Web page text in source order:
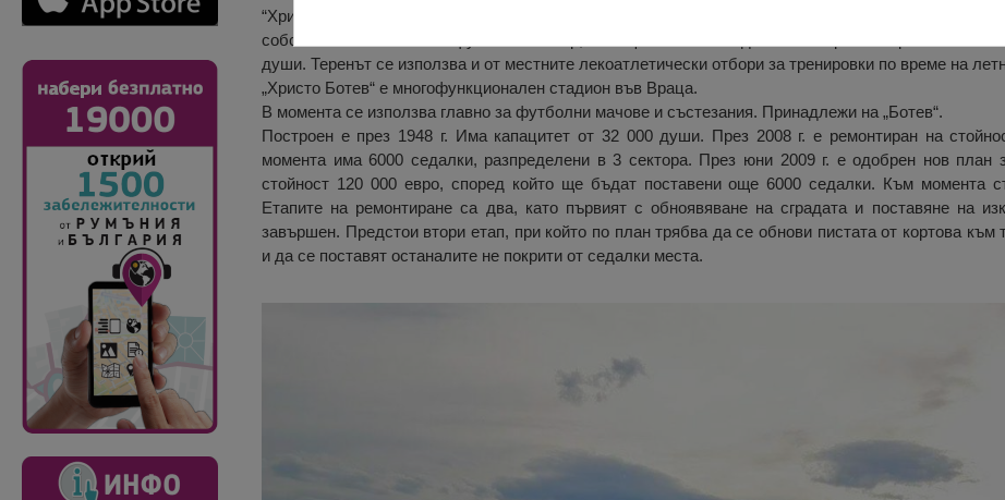
“Христо Ботев” е многофункционален стадион в гр. Враца. Стадионът се използва най-вече за
собственост на местния футболен отбор, носещ името на стадиона. Построен е през 1948 г. и е
души. Теренът се използва и от местните лекоатлетически отбори за тренировки по време на
„Христо Ботев“ е многофункционален стадион във Враца.
В момента се използва главно за футболни мачове и състезания. Принадлежи на „Ботев“.
Построен е през 1948 г. Има капацитет от 32 000 души. През 2008 г. е ремонтиран на
момента има 6000 седалки, разпределени в 3 сектора. През юни 2009 г. е одобрен нов план
стойност 120 000 евро, според който ще бъдат поставени още 6000 седалки. Към момента
Етапите на ремонтиране са два, като първият с обноявяване на сградата и поставяне на
завършен. Предстои втори етап, при който по план трябва да се обнови пистата от кортова към
и да се поставят останалите не покрити от седалки места.